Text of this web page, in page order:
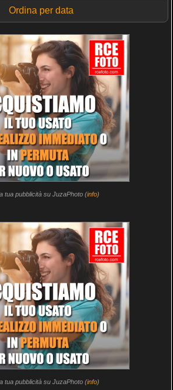
Ordina per data
tua pubblicità su JuzaPhoto (info)
tua pubblicità su JuzaPhoto (info)